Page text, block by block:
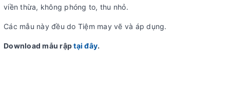
viền thừa, không phóng to, thu nhỏ.
Các mẫu này đều do Tiệm may vẽ và áp dụng.
Download mẫu rậptại đây.